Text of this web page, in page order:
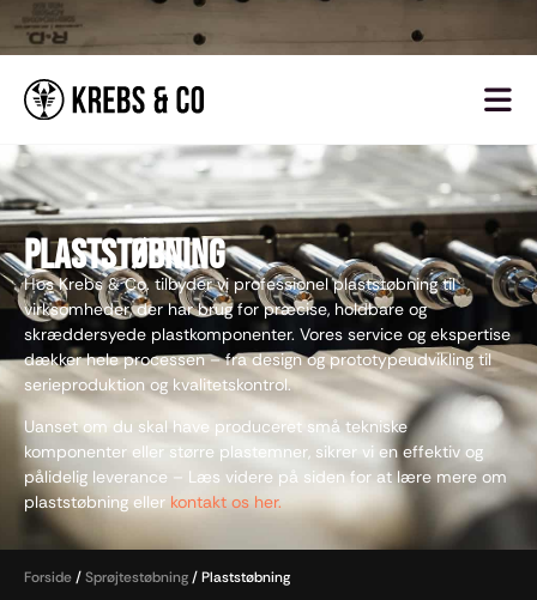
Plaststøbning
Hos Krebs & Co. tilbyder vi professionel plaststøbning til
virksomheder, der har brug for præcise, holdbare og
skræddersyede plastkomponenter. Vores service og ekspertise
dækker hele processen – fra design og prototypeudvikling til
serieproduktion og kvalitetskontrol.
Uanset om du skal have produceret små tekniske
komponenter eller større plastemner, sikrer vi en effektiv og
pålidelig leverance – Læs videre på siden for at lære mere om
plaststøbning eller kontakt os her.
Forside/Sprøjtestøbning/Plaststøbning